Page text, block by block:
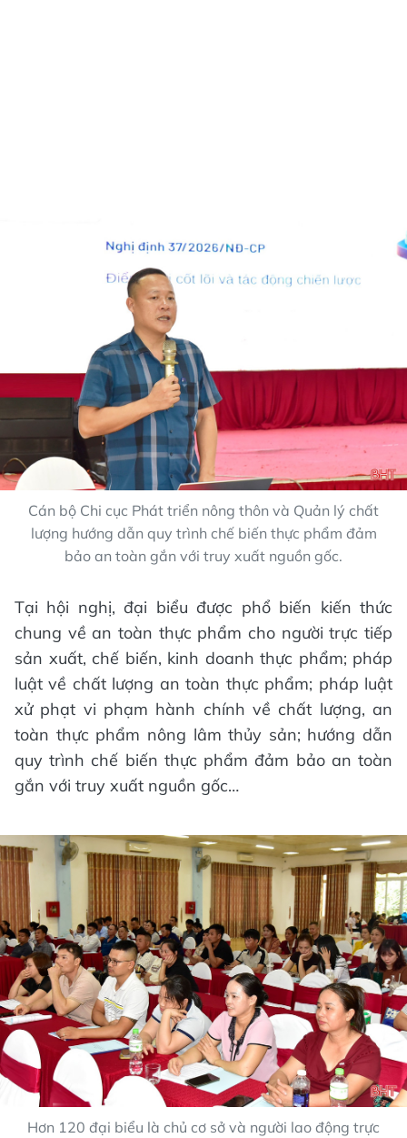
Cán bộ Chi cục Phát triển nông thôn và Quản lý chất
lượng hướng dẫn quy trình chế biến thực phẩm đảm
bảo an toàn gắn với truy xuất nguồn gốc.
Tại hội nghị, đại biểu được phổ biến kiến thức
chung về an toàn thực phẩm cho người trực tiếp
sản xuất, chế biến, kinh doanh thực phẩm; pháp
luật về chất lượng an toàn thực phẩm; pháp luật
xử phạt vi phạm hành chính về chất lượng, an
toàn thực phẩm nông lâm thủy sản; hướng dẫn
quy trình chế biến thực phẩm đảm bảo an toàn
gắn với truy xuất nguồn gốc…
Hơn 120 đại biểu là chủ cơ sở và người lao động trực